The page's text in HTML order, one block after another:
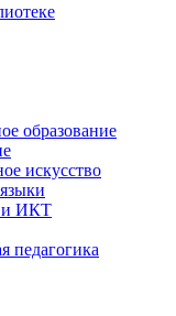
образование
искусство
и ИКТ
педагогика